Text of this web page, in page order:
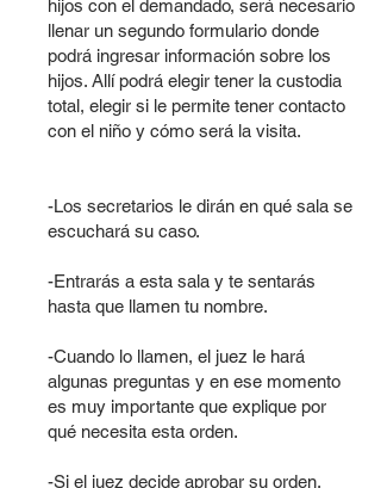
hijos con el demandado, será necesario
llenar un segundo formulario donde
podrá ingresar información sobre los
hijos. Allí podrá elegir tener la custodia
total, elegir si le permite tener contacto
con el niño y cómo será la visita.
-Los secretarios le dirán en qué sala se
escuchará su caso.
-Entrarás a esta sala y te sentarás
hasta que llamen tu nombre.
-Cuando lo llamen, el juez le hará
algunas preguntas y en ese momento
es muy importante que explique por
qué necesita esta orden.
-Si el juez decide aprobar su orden,